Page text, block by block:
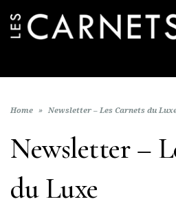
Home » Newsletter – Les Carnets du
Newsletter –
du Luxe